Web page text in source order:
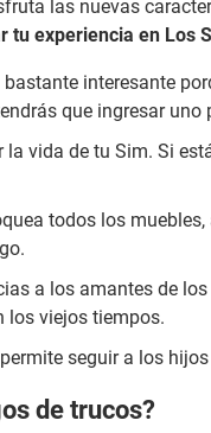
las nuevas
tu experiencia en Los
interesante
que ingresar uno
vida de tu Sim. Si
todos los
a los amantes de
los viejos tiempos.
seguir a los
de trucos?